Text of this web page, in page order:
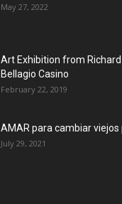
May 27, 2022
Art Exhibition from
Bellagio Casino
February 22, 2019
AMAR para cambiar
July 29, 2021